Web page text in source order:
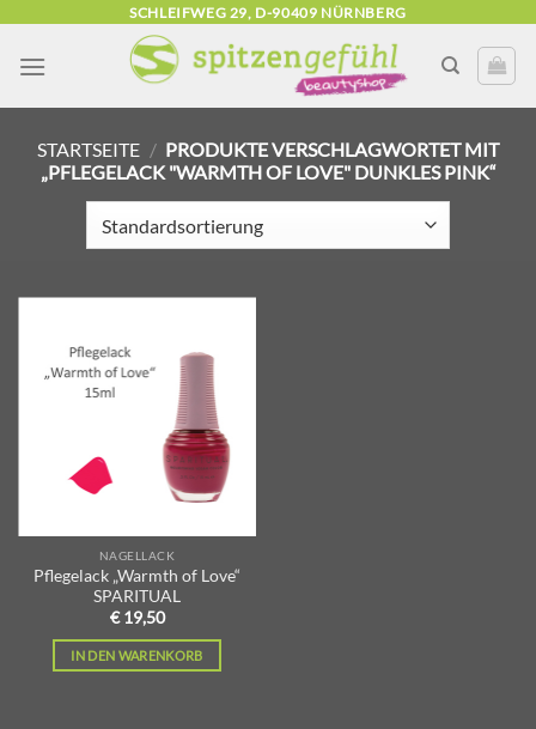
springen
SCHLEIFWEG 29, D-90409 NÜRNBERG
STARTSEITE / PRODUKTE VERSCHLAGWORTET MIT
„PFLEGELACK "WARMTH OF LOVE" DUNKLES PINK“
Zur
Wunschliste
hinzufügen
NAGELLACK
Pflegelack „Warmth of Love“
SPARITUAL
€ 19,50
IN DEN WARENKORB